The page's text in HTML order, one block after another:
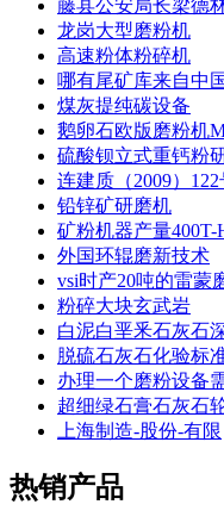
藤县公安局长梁德
龙岗大型磨粉机
高速粉体粉碎机
哪有尾矿库来自中
煤灰提纯碳设备
鹅卵石欧版磨粉机
硫酸钡立式重钙粉
连建质（2009）122
铅锌矿研磨机
矿粉机器产量400T-
外国环辊磨新技术
vsi时产20吨的雷蒙
粉碎大块玄武岩
白泥白垩釆石灰石
脱硫石灰石化验标
办理一个磨粉设备
超细绿石膏石灰石
上海制造-股份-有限
热销产品